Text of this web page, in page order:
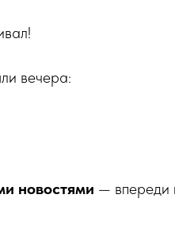
вечера:
новостями — впереди